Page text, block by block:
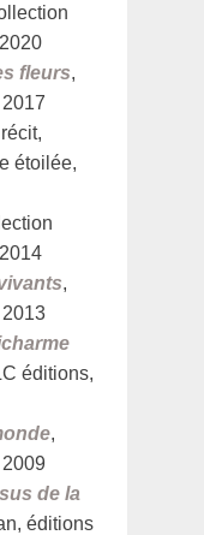
fleurs,
étoilée,
,
éditions,
,
de la
éditions